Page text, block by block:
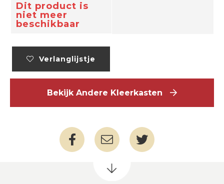
Dit product is
niet meer
beschikbaar
Verlanglijstje
Bekijk Andere Kleerkasten